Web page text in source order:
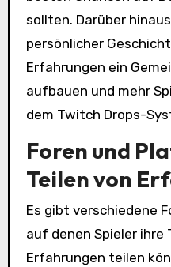
sollten. Darüber
persönlicher
Erfahrungen ein
aufbauen und mehr
dem Twitch Drops-
Foren und
Teilen von
Es gibt verschiedene
auf denen Spieler ihre
Erfahrungen teilen